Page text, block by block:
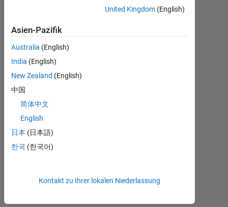
BEITRÄGE L
-2
-1
1
3
4
5
6
United Kingdom (English)
Asien-Pazifik
Australia (English)
India (English)
New Zealand (English)
中国
简体中文
English
日本 (日本語)
한국 (한국어)
Kontakt zu Ihrer lokalen Niederlassung